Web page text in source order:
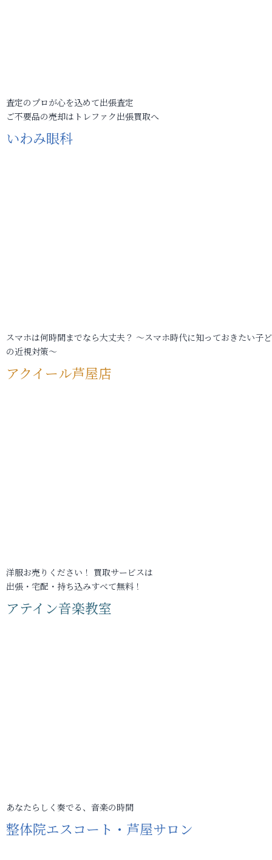
査定のプロが心を込めて出張査定
ご不要品の売却はトレファク出張買取へ
いわみ眼科
スマホは何時間までなら大丈夫？ ～スマホ時代に知っておきたい子
の近視対策～
アクイール芦屋店
洋服お売りください！ 買取サービスは
出張・宅配・持ち込みすべて無料！
アテイン音楽教室
あなたらしく奏でる、音楽の時間
整体院エスコート・芦屋サロン